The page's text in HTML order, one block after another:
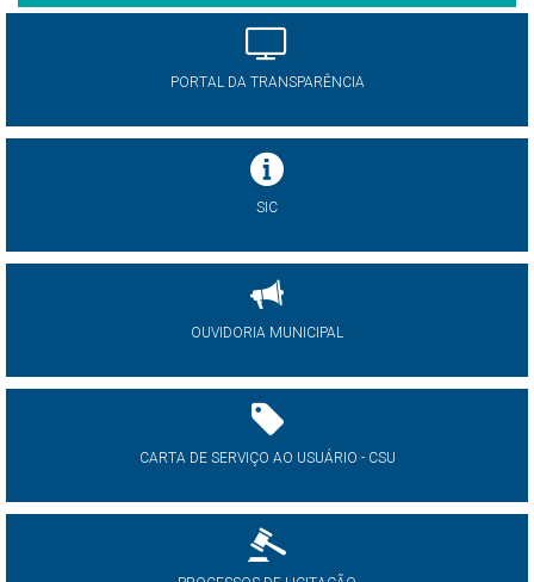
PORTAL DA TRANSPARÊNCIA
SIC
OUVIDORIA MUNICIPAL
CARTA DE SERVIÇO AO USUÁRIO - CSU